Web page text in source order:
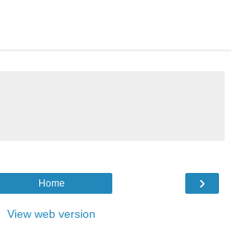
›
Home
View web version